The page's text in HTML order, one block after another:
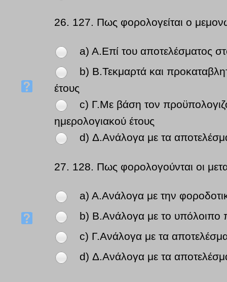
26. 127. Πως φορολογείται ο
a) A.Επί του αποτελέσματος
b) B.Τεκμαρτά και
έτους
c) Γ.Με βάση τον
ημερολογιακού έτους
d) Δ.Ανάλογα με τα
27. 128. Πως φορολογούνται οι
a) A.Ανάλογα με την
b) B.Ανάλογα με το υπόλοιπο
c) Γ.Ανάλογα με τα
d) Δ.Ανάλογα με τα